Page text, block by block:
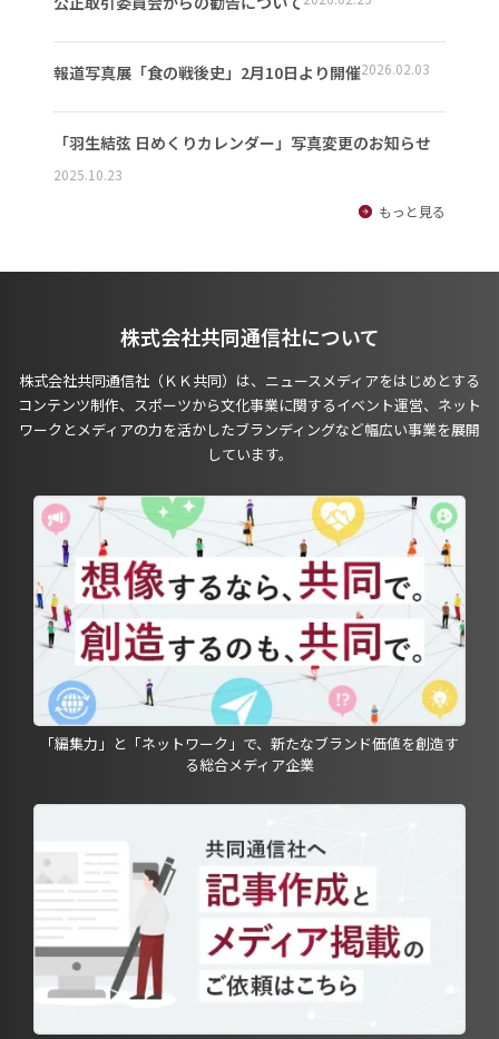
報道写真展「食の戦後史」2月10日より開催2026.02.03
「羽生結弦 日めくりカレンダー」写真変更のお知らせ
2025.10.23
もっと見る
株式会社共同通信社について
株式会社共同通信社（ＫＫ共同）は、ニュースメディアをはじめとする
コンテンツ制作、スポーツから文化事業に関するイベント運営、ネット
ワークとメディアの力を活かしたブランディングなど幅広い事業を展開
しています。
「編集力」と「ネットワーク」で、新たなブランド価値を創造す
る総合メディア企業